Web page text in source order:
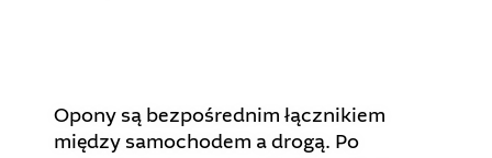
Opony są bezpośrednim łącznikiem
między samochodem a drogą. Po